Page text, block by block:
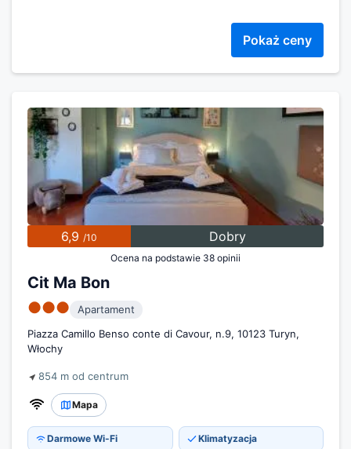
Pokaż ceny
6,9 /10 Dobry
Ocena na podstawie 38 opinii
Cit Ma Bon
●●●
Apartament
Piazza Camillo Benso conte di Cavour, n.9, 10123 Turyn,
Włochy
854 m od centrum
Mapa
Darmowe Wi-Fi Klimatyzacja